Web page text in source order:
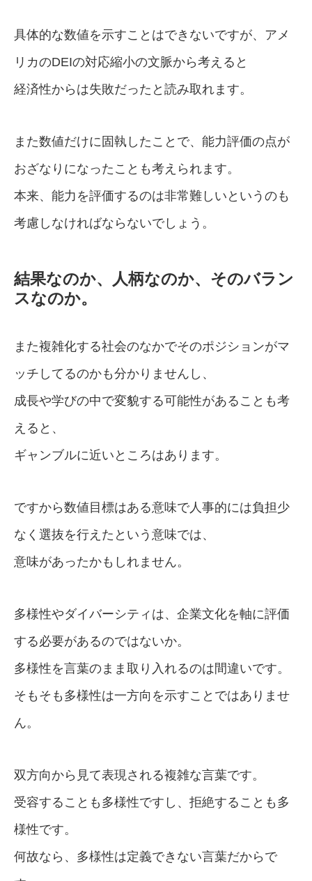
具体的な数値を示すことはできないですが、アメ
リカのDEIの対応縮小の文脈から考えると
経済性からは失敗だったと読み取れます。
また数値だけに固執したことで、能力評価の点が
おざなりになったことも考えられます。
本来、能力を評価するのは非常難しいというのも
考慮しなければならないでしょう。
結果なのか、人柄なのか、そのバラン
スなのか。
また複雑化する社会のなかでそのポジションがマ
ッチしてるのかも分かりませんし、
成長や学びの中で変貌する可能性があることも考
えると、
ギャンブルに近いところはあります。
ですから数値目標はある意味で人事的には負担少
なく選抜を行えたという意味では、
意味があったかもしれません。
多様性やダイバーシティは、企業文化を軸に評価
する必要があるのではないか。
多様性を言葉のまま取り入れるのは間違いです。
そもそも多様性は一方向を示すことではありませ
ん。
双方向から見て表現される複雑な言葉です。
受容することも多様性ですし、拒絶することも多
様性です。
何故なら、多様性は定義できない言葉だからで